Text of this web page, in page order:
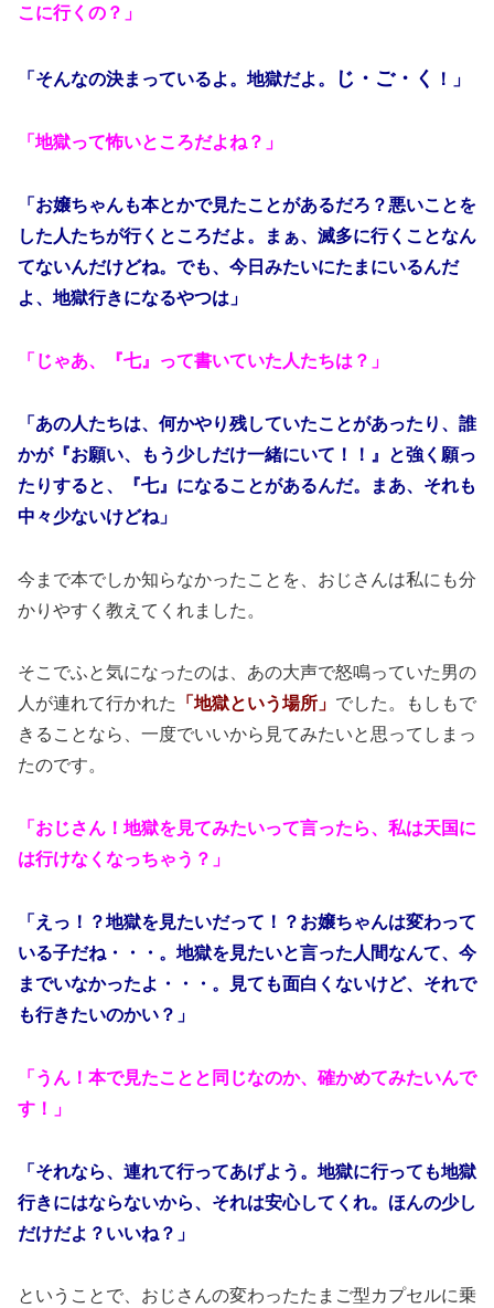
こに行くの？」
「そんなの決まっているよ。地獄だよ。 じ・ご・く ！」
「地獄って怖いところだよね？」
「お嬢ちゃんも本とかで見たことがあるだろ？悪いことを
した人たちが行くところだよ。まぁ、滅多に行くことなん
てないんだけどね。でも、今日みたいにたまにいるんだ
よ、地獄行きになるやつは」
「じゃあ、『七』って書いていた人たちは？」
「あの人たちは、何かやり残していたことがあったり、誰
かが『お願い、もう少しだけ一緒にいて！！』と強く願っ
たりすると、『七』になることがあるんだ。まあ、それも
中々少ないけどね」
今まで本でしか知らなかったことを、おじさんは私にも分
かりやすく教えてくれました。
そこでふと気になったのは、あの大声で怒鳴っていた男の
人が連れて行かれた
「地獄という場所」 でした。もしもで
きることなら、一度でいいから見てみたいと思ってしまっ
たのです。
「おじさん！地獄を見てみたいって言ったら、私は天国に
は行けなくなっちゃう？」
「えっ！？地獄を見たいだって！？お嬢ちゃんは変わって
いる子だね・・・。地獄を見たいと言った人間なんて、今
までいなかったよ・・・。見ても面白くないけど、それで
も行きたいのかい？」
「うん！本で見たことと同じなのか、確かめてみたいんで
す！」
「それなら、連れて行ってあげよう。地獄に行っても地獄
行きにはならないから、それは安心してくれ。ほんの少し
だけだよ？いいね？」
ということで、おじさんの変わったたまご型カプセルに乗